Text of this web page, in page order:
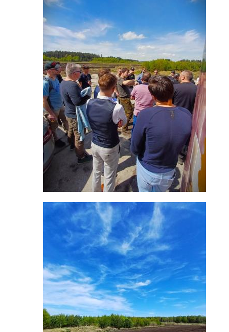
Základní kontaktní údaje
Lidé ve firmě
Výrobní závody
Zahradní centra a podnikové prodejny